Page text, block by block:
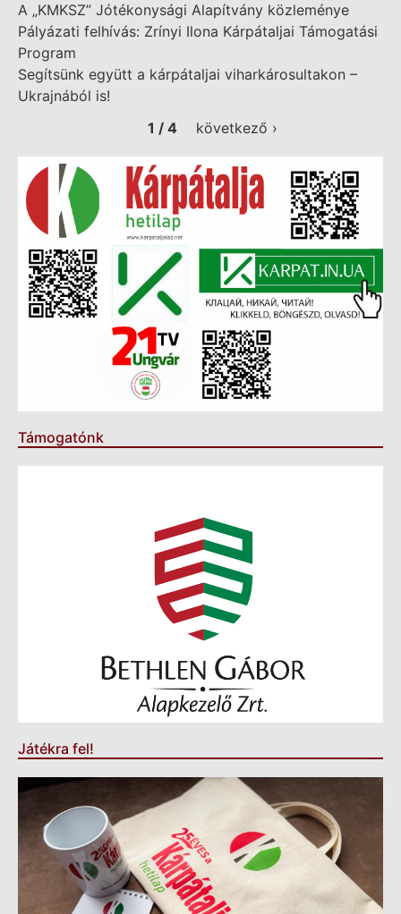
A „KMKSZ” Jótékonysági Alapítvány közleménye
Pályázati felhívás: Zrínyi Ilona Kárpátaljai Támogatási
Program
Segítsünk együtt a kárpátaljai viharkárosultakon –
Ukrajnából is!
1 / 4
következő ›
Támogatónk
Játékra fel!